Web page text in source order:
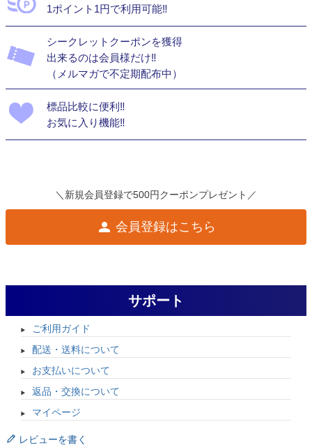
1ポイント1円で利用可能‼
シークレットクーポンを獲得
出来るのは会員様だけ‼
（メルマガで不定期配布中）
標品比較に便利‼
お気に入り機能‼
＼新規会員登録で500円クーポンプレゼント／
会員登録はこちら
サポート
ご利用ガイド
配送・送料について
お支払いについて
返品・交換について
マイページ
レビューを書く